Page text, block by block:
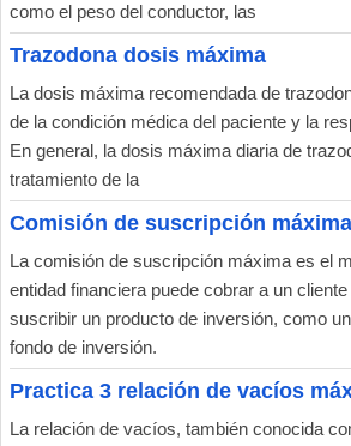
como el peso del conductor, las
Trazodona dosis máxima
La dosis máxima recomendada de
de la condición médica del paciente y la
En general, la dosis máxima diaria de
tratamiento de la
Comisión de suscripción máxima
La comisión de suscripción máxima es el
entidad financiera puede cobrar a un
suscribir un producto de inversión, como
fondo de inversión.
Practica 3 relación de vacíos
La relación de vacíos, también conocida